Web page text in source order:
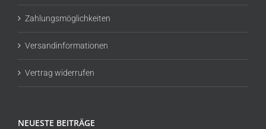
Zahlungsmöglichkeiten
Versandinformationen
Vertrag widerrufen
NEUESTE BEITRÄGE